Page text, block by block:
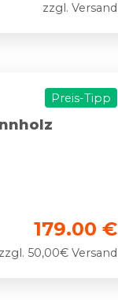
zzgl. Versand
Preis-Tipp
179.00 €
zzgl. 50,00€ Versand